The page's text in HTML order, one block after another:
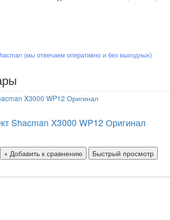
(мы отвечаем оперативно и без выходных)
Shacman X3000 WP12 Оригинал
+ Добавить к сравнению Быстрый просмотр